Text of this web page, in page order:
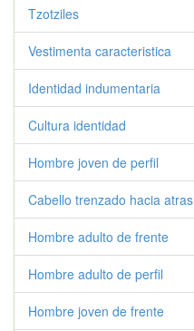
Tzotziles
Vestimenta caracteristica
Identidad indumentaria
Cultura identidad
Hombre joven de perfil
Cabello trenzado hacia atras
Hombre adulto de frente
Hombre adulto de perfil
Hombre joven de frente